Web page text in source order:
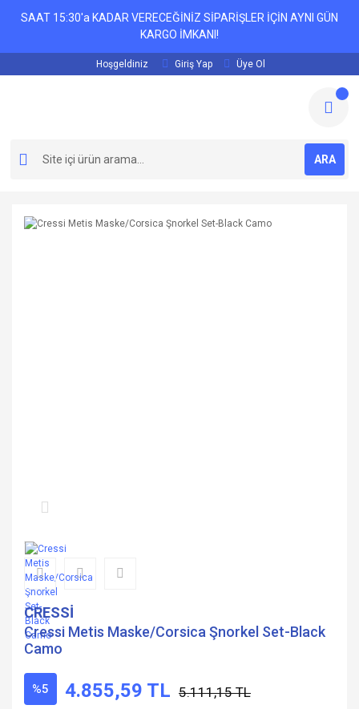
SAAT 15:30'a KADAR VERECEĞİNİZ SİPARİŞLER İÇİN AYNI GÜN
KARGO İMKANI!
Hoşgeldiniz Giriş Yap Üye Ol
ARA
CRESSİ
Cressi Metis Maske/Corsica Şnorkel Set-Black
Camo
%5 4.855,59 TL 5.111,15 TL